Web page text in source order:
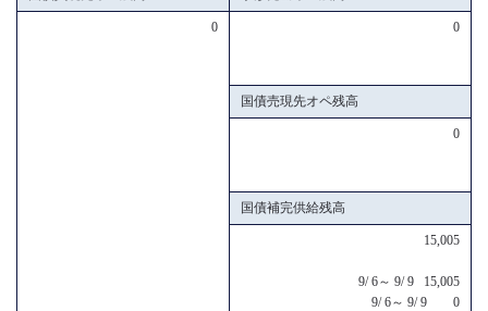
0 0
国債売現先オペ残高
0
国債補完供給残高
15,005
9/ 6～ 9/ 9 15,005
9/ 6～ 9/ 9 0